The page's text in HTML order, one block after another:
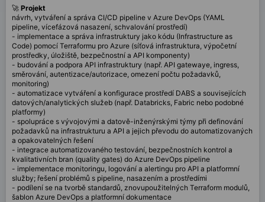
🚀 Projekt
návrh, vytváření a správa CI/CD pipeline v Azure DevOps (YAML
pipeline, vícefázová nasazení, schvalování prostředí)
- implementace a správa infrastruktury jako kódu (Infrastructure as
Code) pomocí Terraformu pro Azure (síťová infrastruktura, výpočetní
prostředky, úložiště, bezpečnostní a API komponenty)
- budování a podpora API infrastruktury (např. API gatewaye, ingress,
směrování, autentizace/autorizace, omezení počtu požadavků,
monitoring)
- automatizace vytváření a konfigurace prostředí DABS a souvisejících
datových/analytických služeb (např. Databricks, Fabric nebo podobné
platformy)
- spolupráce s vývojovými a datově-inženýrskými týmy při definování
požadavků na infrastrukturu a API a jejich převodu do automatizovaných
a opakovatelných řešení
- integrace automatizovaného testování, bezpečnostních kontrol a
kvalitativních bran (quality gates) do Azure DevOps pipeline
- implementace monitoringu, logování a alertingu pro API a platformní
služby; řešení problémů s pipeline, nasazením a prostředími
- podílení se na tvorbě standardů, znovupoužitelných Terraform modulů,
šablon Azure DevOps a platformní dokumentace